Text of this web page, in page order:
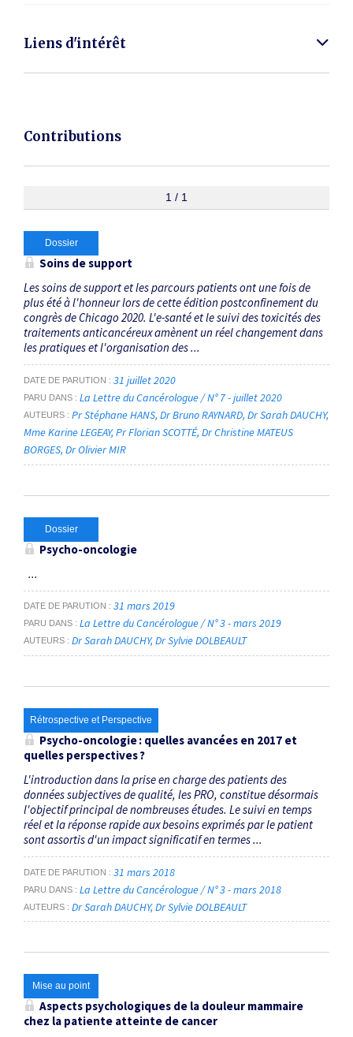
Liens d'intérêt
Contributions
1 / 1
Dossier
Soins de support
Les soins de support et les parcours patients ont une fois de
plus été à l'honneur lors de cette édition postconfinement du
congrès de Chicago 2020. L'e-santé et le suivi des toxicités des
traitements anticancéreux amènent un réel changement dans
les pratiques et l'organisation des ...
DATE DE PARUTION 31 juillet 2020
PARU DANS La Lettre du Cancérologue / N° 7 - juillet 2020
AUTEURS Pr Stéphane HANS Dr Bruno RAYNARD Dr Sarah DAUCHY
Mme Karine LEGEAY Pr Florian SCOTTÉ Dr Christine MATEUS
BORGES Dr Olivier MIR
Dossier
Psycho-oncologie
...
DATE DE PARUTION 31 mars 2019
PARU DANS La Lettre du Cancérologue / N° 3 - mars 2019
AUTEURS Dr Sarah DAUCHY Dr Sylvie DOLBEAULT
Rétrospective et Perspective
Psycho-oncologie : quelles avancées en 2017 et
quelles perspectives ?
L'introduction dans la prise en charge des patients des
données subjectives de qualité, les PRO, constitue désormais
l'objectif principal de nombreuses études. Le suivi en temps
réel et la réponse rapide aux besoins exprimés par le patient
sont assortis d'un impact significatif en termes ...
DATE DE PARUTION 31 mars 2018
PARU DANS La Lettre du Cancérologue / N° 3 - mars 2018
AUTEURS Dr Sarah DAUCHY Dr Sylvie DOLBEAULT
Mise au point
Aspects psychologiques de la douleur mammaire
chez la patiente atteinte de cancer